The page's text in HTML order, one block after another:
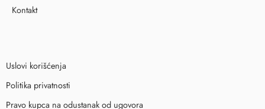
Kontakt
Uslovi korišćenja
Politika privatnosti
Pravo kupca na odustanak od ugovora